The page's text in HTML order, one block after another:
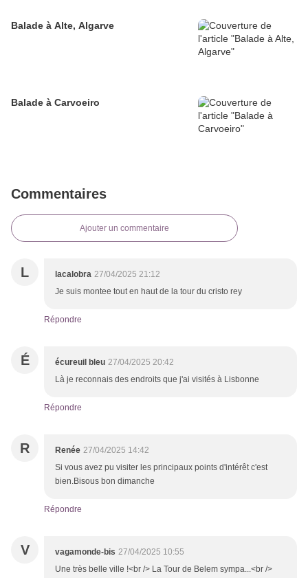
Balade à Alte, Algarve
Balade à Carvoeiro
Commentaires
Ajouter un commentaire
L lacalobra 27/04/2025 21:12
Je suis montee tout en haut de la tour du cristo rey
Répondre
É écureuil bleu 27/04/2025 20:42
Là je reconnais des endroits que j'ai visités à Lisbonne
Répondre
R Renée 27/04/2025 14:42
Si vous avez pu visiter les principaux points d'intérêt c'est
bien.Bisous bon dimanche
Répondre
V vagamonde-bis 27/04/2025 10:55
Une très belle ville !<br /> La Tour de Belem sympa...<br />